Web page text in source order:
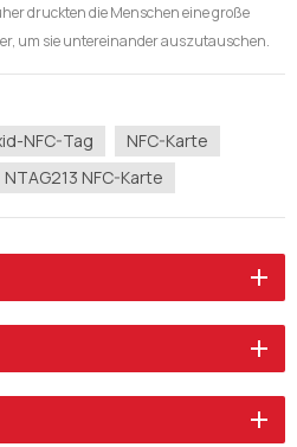
druckten die Menschen eine große
um sie untereinander auszutauschen.
in kurzer Zeit weggeworfen Zu
der mobilen Kommunikation,
NFC-Tag
NFC-Karte
NTAG213 NFC-Karte